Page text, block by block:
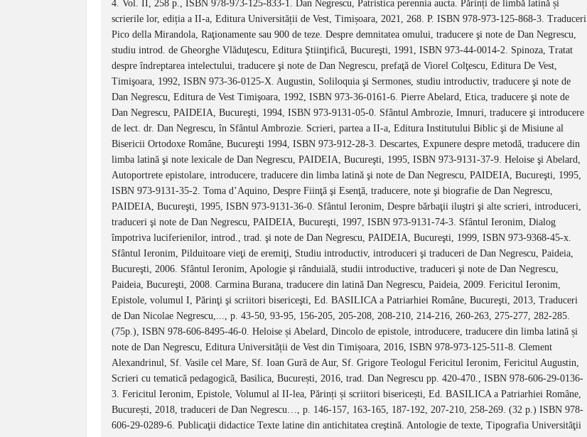
4. Vol. II, 258 p., ISBN 978-973-125-833-1. Dan Negrescu, Patristica perennia aucta. Părinți de limbă latină și
scrierile lor, ediția a II-a, Editura Universității de Vest, Timișoara, 2021, 268. P. ISBN 978-973-125-868-3. Traduceri
Pico della Mirandola, Raţionamente sau 900 de teze. Despre demnitatea omului, traducere şi note de Dan Negrescu,
studiu introd. de Gheorghe Vlăduţescu, Editura Ştiinţifică, Bucureşti, 1991, ISBN 973-44-0014-2. Spinoza, Tratat
despre îndreptarea intelectului, traducere şi note de Dan Negrescu, prefaţă de Viorel Colţescu, Editura De Vest,
Timişoara, 1992, ISBN 973-36-0125-X. Augustin, Soliloquia şi Sermones, studiu introductiv, traducere şi note de
Dan Negrescu, Editura de Vest Timişoara, 1992, ISBN 973-36-0161-6. Pierre Abelard, Etica, traducere şi note de
Dan Negrescu, PAIDEIA, Bucureşti, 1994, ISBN 973-9131-05-0. Sfântul Ambrozie, Imnuri, traducere şi introducere
de lect. dr. Dan Negrescu, în Sfântul Ambrozie. Scrieri, partea a II-a, Editura Institutului Biblic şi de Misiune al
Bisericii Ortodoxe Române, Bucureşti 1994, ISBN 973-912-28-3. Descartes, Expunere despre metodă, traducere din
limba latină şi note lexicale de Dan Negrescu, PAIDEIA, Bucureşti, 1995, ISBN 973-9131-37-9. Heloise şi Abelard,
Autoportrete epistolare, introducere, traducere din limba latină şi note de Dan Negrescu, PAIDEIA, Bucureşti, 1995,
ISBN 973-9131-35-2. Toma d’Aquino, Despre Fiinţă şi Esenţă, traducere, note şi biografie de Dan Negrescu,
PAIDEIA, Bucureşti, 1995, ISBN 973-9131-36-0. Sfântul Ieronim, Despre bărbaţii iluştri şi alte scrieri, introduceri,
traduceri şi note de Dan Negrescu, PAIDEIA, Bucureşti, 1997, ISBN 973-9131-74-3. Sfântul Ieronim, Dialog
împotriva luciferienilor, introd., trad. şi note de Dan Negrescu, PAIDEIA, Bucureşti, 1999, ISBN 973-9368-45-x.
Sfântul Ieronim, Pilduitoare vieţi de eremiţi, Studiu introductiv, introduceri şi traduceri de Dan Negrescu, Paideia,
Bucureşti, 2006. Sfântul Ieronim, Apologie şi rânduială, studii introductive, traduceri şi note de Dan Negrescu,
Paideia, Bucureşti, 2008. Carmina Burana, traducere din latină Dan Negrescu, Paideia, 2009. Fericitul Ieronim,
Epistole, volumul I, Părinţi şi scriitori bisericeşti, Ed. BASILICA a Patriarhiei Române, Bucureşti, 2013, Traduceri
de Dan Nicolae Negrescu,..., p. 43-50, 93-95, 156-205, 205-208, 208-210, 214-216, 260-263, 275-277, 282-285.
(75p.), ISBN 978-606-8495-46-0. Heloise și Abelard, Dincolo de epistole, introducere, traducere din limba latină și
note de Dan Negrescu, Editura Universității de Vest din Timișoara, 2016, ISBN 978-973-125-511-8. Clement
Alexandrinul, Sf. Vasile cel Mare, Sf. Ioan Gură de Aur, Sf. Grigore Teologul Fericitul Ieronim, Fericitul Augustin,
Scrieri cu tematică pedagogică, Basilica, București, 2016, trad. Dan Negrescu pp. 420-470., ISBN 978-606-29-0136-
3. Fericitul Ieronim, Epistole, Volumul al II-lea, Părinți și scriitori bisericești, Ed. BASILICA a Patriarhiei Române,
București, 2018, traduceri de Dan Negrescu…, p. 146-157, 163-165, 187-192, 207-210, 258-269. (32 p.) ISBN 978-
606-29-0289-6. Publicaţii didactice Texte latine din antichitatea creştină. Antologie de texte, Tipografia Universităţii